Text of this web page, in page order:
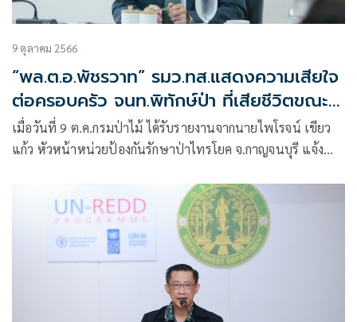
9 ตุลาคม 2566
“พล.ต.อ.พัชรวาท” รมว.ทส.แสดงความเสียใจ
ต่อครอบครัว จนท.พิทักษ์ป่า ที่เสียชีวิตขณะ
ปฏิบัติหน้าที่ สั่งอธิบดีกรมป่าไม้เร่งช่วยเหลือ
ครอบครัว
เมื่อวันที่ 9 ต.ค.กรมป่าไม้ ได้รับรายงานจากนายไพโรจน์ เขียว
แก้ว หัวหน้าหน่วยป้องกันรักษาป่าไทรโยค จ.กาญจนบุรี แจ้ง